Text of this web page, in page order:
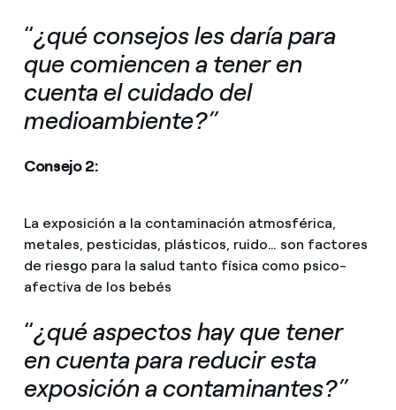
“¿qué consejos les daría para
que comiencen a tener en
cuenta el cuidado del
medioambiente?”
Consejo 2:
La exposición a la contaminación atmosférica,
metales, pesticidas, plásticos, ruido… son factores
de riesgo para la salud tanto física como psico-
afectiva de los bebés
“¿qué aspectos hay que tener
en cuenta para reducir esta
exposición a contaminantes?”